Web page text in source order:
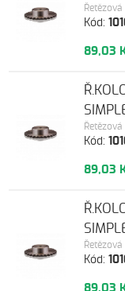
Kód:
89,03
Kód:
89,03
Kód:
89,03